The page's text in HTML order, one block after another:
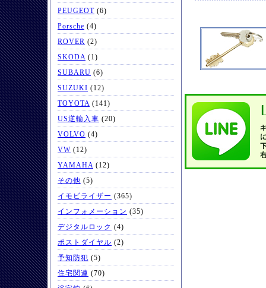
PEUGEOT (6)
Porsche (4)
ROVER (2)
SKODA (1)
SUBARU (6)
SUZUKI (12)
TOYOTA (141)
US逆輸入車 (20)
VOLVO (4)
VW (12)
YAMAHA (12)
その他 (5)
イモビライザー (365)
インフォメーション (35)
デジタルロック (4)
ポストダイヤル (2)
予知防犯 (5)
住宅関連 (70)